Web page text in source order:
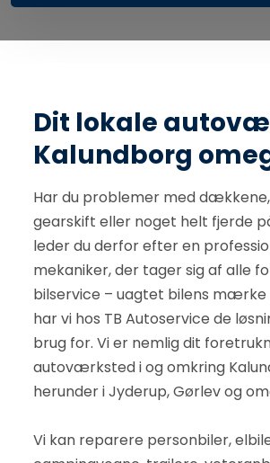
Dit lokale
Kalundborg
Har du problemer med
gearskift eller noget helt fjerde
leder du derfor efter en
mekaniker, der tager sig af alle
bilservice – uagtet bilens mærke
har vi hos TB Autoservice de
brug for. Vi er nemlig dit
autoværksted i og omkring
herunder i Jyderup, Gørlev og
Vi kan reparere personbiler,